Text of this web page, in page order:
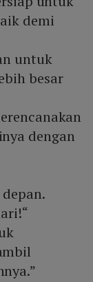
demi
untuk
besar
dengan